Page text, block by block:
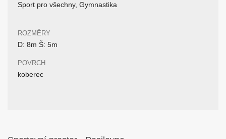
Sport pro všechny, Gymnastika
ROZMĚRY
D: 8m Š: 5m
POVRCH
koberec